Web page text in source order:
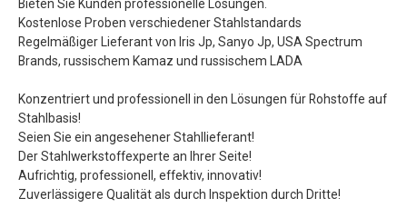
Bieten Sie Kunden professionelle Lösungen.
Kostenlose Proben verschiedener Stahlstandards
Regelmäßiger Lieferant von Iris Jp, Sanyo Jp, USA Spectrum
Brands, russischem Kamaz und russischem LADA
Konzentriert und professionell in den Lösungen für Rohstoffe auf
Stahlbasis!
Seien Sie ein angesehener Stahllieferant!
Der Stahlwerkstoffexperte an Ihrer Seite!
Aufrichtig, professionell, effektiv, innovativ!
Zuverlässigere Qualität als durch Inspektion durch Dritte!